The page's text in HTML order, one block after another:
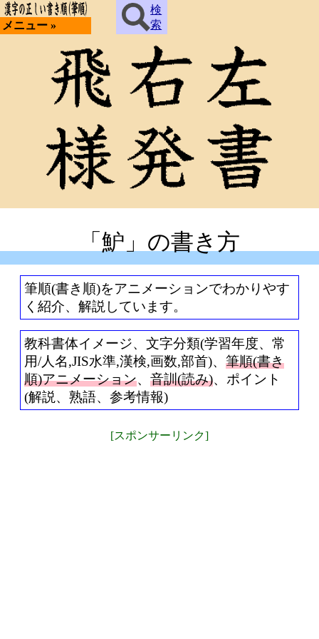
メニュー »
検
索
「魲」の書き方
筆順(書き順)をアニメーションでわかりやす
く紹介、解説しています。
教科書体イメージ、文字分類(学習年度、常
用/人名,JIS水準,漢検,画数,部首)、 筆順(書き
順)アニメーション、 音訓(読み)、ポイント
(解説、熟語、参考情報)
[スポンサーリンク]